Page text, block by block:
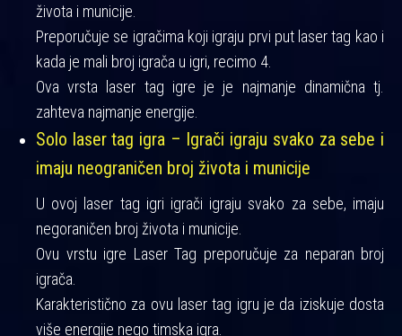
života i municije.
Preporučuje se igračima koji igraju prvi put laser tag kao i
kada je mali broj igrača u igri, recimo 4.
Ova vrsta laser tag igre je je najmanje dinamična tj.
zahteva najmanje energije.
Solo laser tag igra – Igrači igraju svako za sebe i
imaju neograničen broj života i municije
U ovoj laser tag igri igrači igraju svako za sebe, imaju
negoraničen broj života i municije.
Ovu vrstu igre Laser Tag preporučuje za neparan broj
igrača.
Karakteristično za ovu laser tag igru je da iziskuje dosta
više energije nego timska igra.